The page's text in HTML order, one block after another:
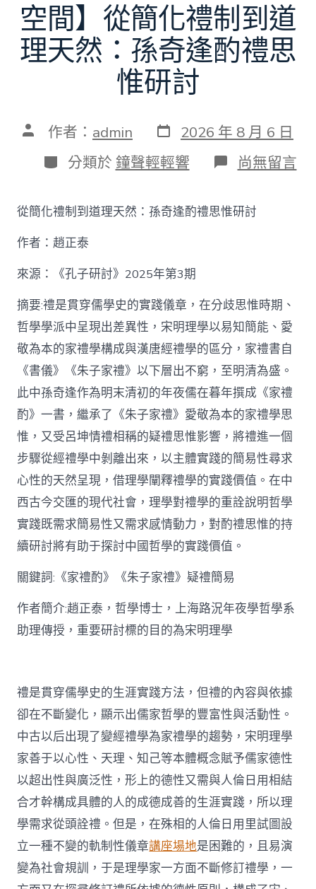
空間】從簡化禮制到道
理天然：孫奇逢酌禮思
惟研討
文 作者： admin 發
表
日
期
2026 年 8 月 6 日
分
類
分類於 鐘聲輕輕響 在
〈【趙
泰
找
空
間】
從
簡
化
禮
制
到
道
理
天
然：
孫
奇
逢
酌
禮
思
中
尚無留言
從簡化禮制到道理天然：孫奇逢酌禮思惟研討
作者：趙正泰
來源：《孔子研討》2025年第3期
摘要:禮是貫穿儒學史的實踐儀章，在分歧思惟時期、
哲學學派中呈現出差異性，宋明理學以易知簡能、愛
敬為本的家禮學構成與漢唐經禮學的區分，家禮書自
《書儀》《朱子家禮》以下層出不窮，至明清為盛。
此中孫奇逢作為明末清初的年夜儒在暮年撰成《家禮
酌》一書，繼承了《朱子家禮》愛敬為本的家禮學思
惟，又受呂坤情禮相稱的疑禮思惟影響，將禮進一個
步驟從經禮學中剝離出來，以主體實踐的簡易性尋求
心性的天然呈現，借理學闡釋禮學的實踐價值。在中
西古今交匯的現代社會，理學對禮學的重詮說明哲學
實踐既需求簡易性又需求感情動力，對酌禮思惟的持
續研討將有助于探討中國哲學的實踐價值。
關鍵詞:《家禮酌》《朱子家禮》疑禮簡易
作者簡介:趙正泰，哲學博士，上海路況年夜學哲學系
助理傳授，重要研討標的目的為宋明理學
禮是貫穿儒學史的生涯實踐方法，但禮的內容與依據
卻在不斷變化，顯示出儒家哲學的豐富性與活動性。
中古以后出現了變經禮學為家禮學的趨勢，宋明理學
家善于以心性、天理、知己等本體概念賦予儒家德性
以超出性與廣泛性，形上的德性又需與人倫日用相結
合才幹構成具體的人的成德成善的生涯實踐，所以理
學需求從頭詮禮。但是，在殊相的人倫日用里試圖設
立一種不變的軌制性儀章講座場地是困難的，且易演
變為社會規訓，于是理學家一方面不斷修訂禮學，一